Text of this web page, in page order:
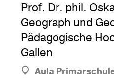
Prof. Dr. phil.
Geograph und
Pädagogische
Gallen
Aula